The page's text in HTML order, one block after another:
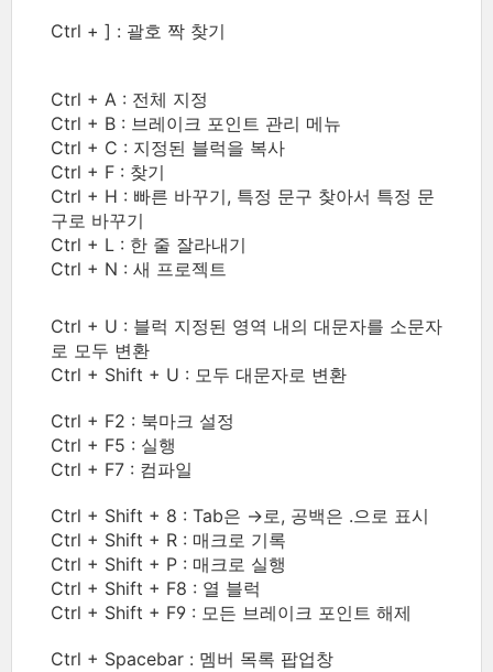
Ctrl + ] : 괄호 짝 찾기
Ctrl + A : 전체 지정
Ctrl + B : 브레이크 포인트 관리 메뉴
Ctrl + C : 지정된 블럭을 복사
Ctrl + F : 찾기
Ctrl + H : 빠른 바꾸기, 특정 문구 찾아서 특정 문
구로 바꾸기
Ctrl + L : 한 줄 잘라내기
Ctrl + N : 새 프로젝트
Ctrl + U : 블럭 지정된 영역 내의 대문자를 소문자
로 모두 변환
Ctrl + Shift + U : 모두 대문자로 변환
Ctrl + F2 : 북마크 설정
Ctrl + F5 : 실행
Ctrl + F7 : 컴파일
Ctrl + Shift + 8 : Tab은 →로, 공백은 .으로 표시
Ctrl + Shift + R : 매크로 기록
Ctrl + Shift + P : 매크로 실행
Ctrl + Shift + F8 : 열 블럭
Ctrl + Shift + F9 : 모든 브레이크 포인트 해제
Ctrl + Spacebar : 멤버 목록 팝업창